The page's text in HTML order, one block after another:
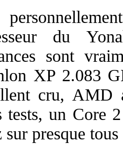
du
sont
XP 2.083
cru, AMD
tests, un Core
presque tous